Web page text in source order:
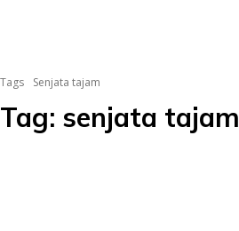
Tags Senjata tajam
Tag: senjata tajam